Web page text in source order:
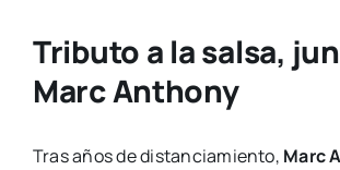
Tributo a la salsa,
Marc Anthony
Tras años de distanciamiento, Marc